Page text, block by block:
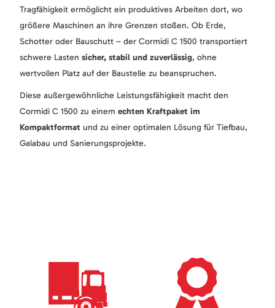
Tragfähigkeit ermöglicht ein produktives Arbeiten dort, wo
größere Maschinen an ihre Grenzen stoßen. Ob Erde,
Schotter oder Bauschutt – der Cormidi C 1500 transportiert
schwere Lasten sicher, stabil und zuverlässig, ohne
wertvollen Platz auf der Baustelle zu beanspruchen.
Diese außergewöhnliche Leistungsfähigkeit macht den
Cormidi C 1500 zu einem echten Kraftpaket im
Kompaktformat und zu einer optimalen Lösung für Tiefbau,
Galabau und Sanierungsprojekte.